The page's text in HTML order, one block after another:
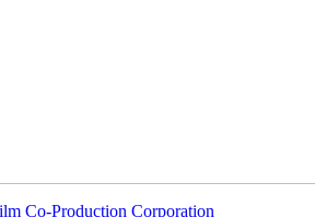
Co-Production Corporation